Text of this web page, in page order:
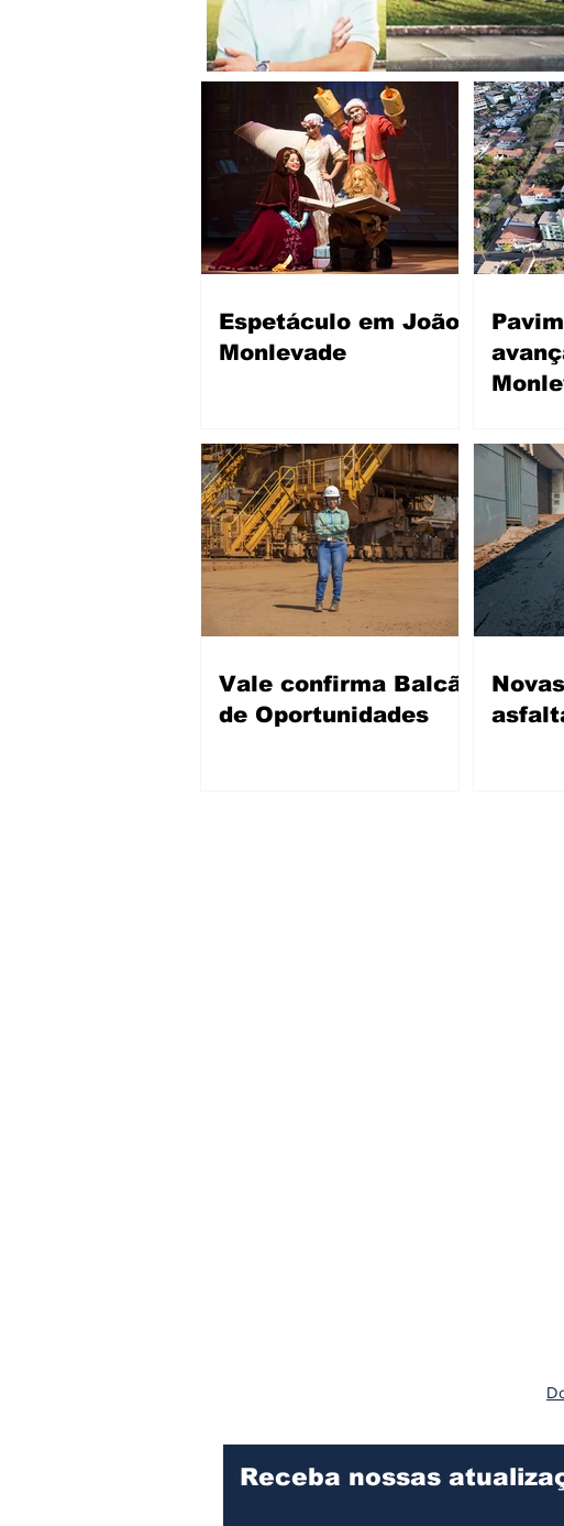
Espetáculo em João
Monlevade
Vale confirma Balcão
de Oportunidades
Receba nossas